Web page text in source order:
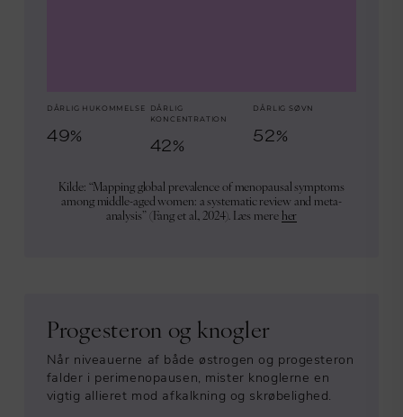
DÅRLIG HUKOMMELSE
49%
DÅRLIG
KONCENTRATION
42%
DÅRLIG SØVN
52%
Kilde: “Mapping global prevalence of menopausal symptoms
among middle-aged women: a systematic review and meta-
analysis” (Fang et al., 2024). Læs mere her
Progesteron og knogler
Når niveauerne af både østrogen og progesteron
falder i perimenopausen, mister knoglerne en
vigtig allieret mod afkalkning og skrøbelighed.